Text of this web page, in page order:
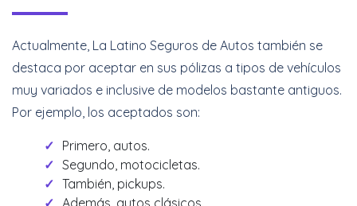
Actualmente, La Latino Seguros de Autos también se
destaca por aceptar en sus pólizas a tipos de vehículos
muy variados e inclusive de modelos bastante antiguos.
Por ejemplo, los aceptados son:
Primero, autos.
Segundo, motocicletas.
También, pickups.
Además, autos clásicos.